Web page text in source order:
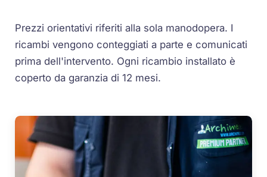
Prezzi orientativi riferiti alla sola manodopera. I
ricambi vengono conteggiati a parte e comunicati
prima dell'intervento. Ogni ricambio installato è
coperto da garanzia di 12 mesi.